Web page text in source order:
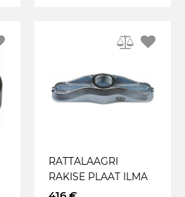
RATTALAAGRI
RAKISE PLAAT ILMA
REG. KRUVIDETA